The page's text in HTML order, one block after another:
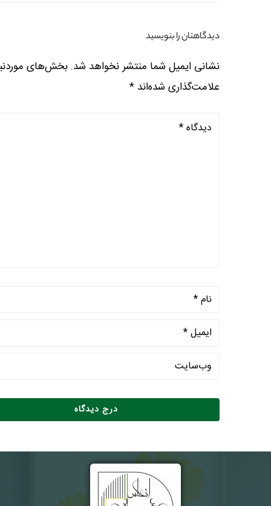
دیدگاهتان را بنویسید
نشانی ایمیل شما منتشر نخواهد شد. بخش‌های
علامت‌گذاری شده‌اند *